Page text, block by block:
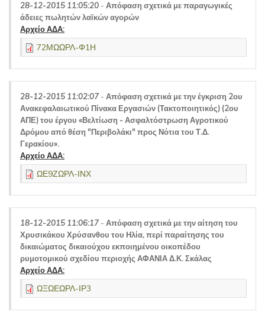
28-12-2015 11:05:20 - Απόφαση σχετικά με παραγωγικές
άδειες πωλητών λαϊκών αγορών
Αρχείο ΑΔΑ:
72ΜΩΩΡΛ-Φ1Η
28-12-2015 11:02:07 - Απόφαση σχετικά με την έγκριση 2ου
Ανακεφαλαιωτικού Πίνακα Εργασιών (Τακτοποιητικός) (2ου
ΑΠΕ) του έργου «Βελτίωση - Ασφαλτόστρωση Αγροτικού
Δρόμου από θέση "Περιβολάκι" προς Νότια του Τ.Δ.
Γερακίου».
Αρχείο ΑΔΑ:
ΩΕ9ΖΩΡΛ-ΙΝΧ
18-12-2015 11:06:17 - Απόφαση σχετικά με την αίτηση του
Χρυσικάκου Χρύσανθου του Ηλία, περί παραίτησης του
δικαιώματος δικαιούχου εκποιημένου οικοπέδου
ρυμοτομικού σχεδίου περιοχής ΑΦΑΝΙΑ Δ.Κ. Σκάλας
Αρχείο ΑΔΑ:
ΩΞΩΕΩΡΛ-ΙΡ3